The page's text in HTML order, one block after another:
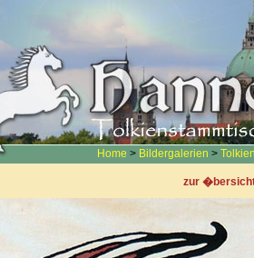
Home > Bildergalerien >
zur